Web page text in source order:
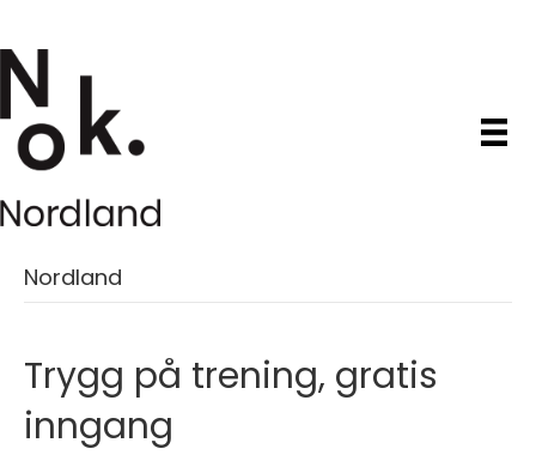
Nordland
Trygg på trening, gratis
inngang